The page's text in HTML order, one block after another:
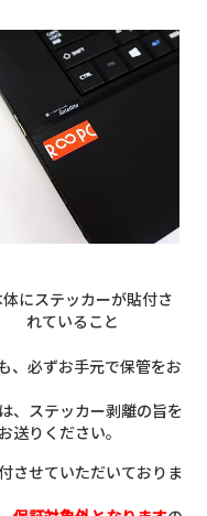
にステッカーが貼付さ
れていること
、必ずお手元で保管をお
、ステッカー剥離の旨を
送りください。
させていただいておりま